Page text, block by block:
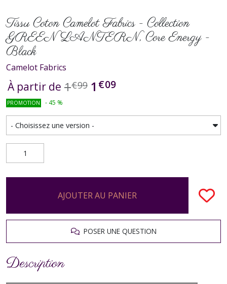
Tissu Coton Camelot Fabrics - Collection
GREEN LANTERN, Core Energy -
Black
Camelot Fabrics
À partir de 1€99 1 €09
PROMOTION - 45 %
AJOUTER AU PANIER
POSER UNE QUESTION
Description